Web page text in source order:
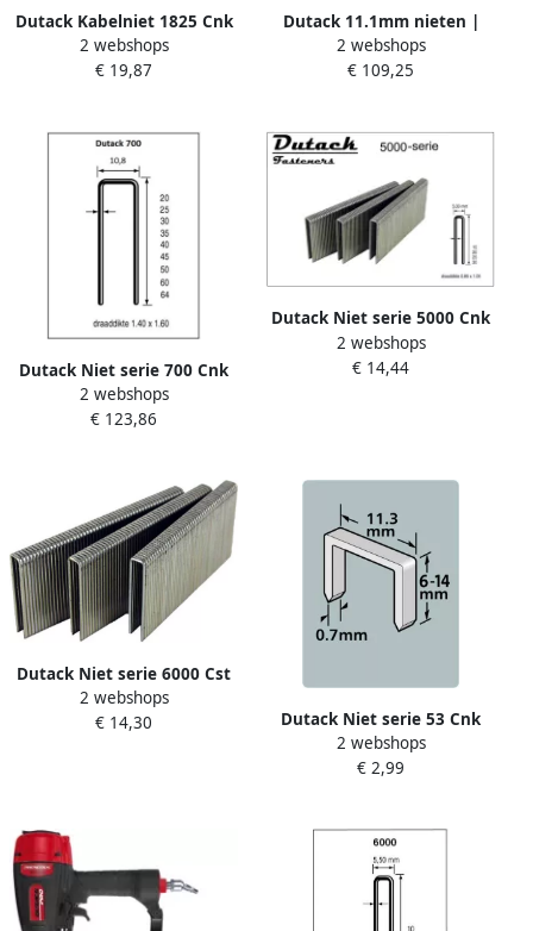
Dutack Kabelniet 1825 Cnk
14mm blister 200 st.
5011006
2 webshops
€ 19,87
Dutack 11.1mm nieten |
60mm | 10.000 stuks
5056045
2 webshops
€ 109,25
Dutack Niet serie 700 Cnk
hars 64 mm ds 10 duizend
5056046
2 webshops
€ 123,86
Dutack Niet serie 5000 Cnk
hars 25 mm ds 5 duizend
5026025
2 webshops
€ 14,44
Dutack Niet serie 6000 Cst
hars 15 mm ds 5 duizend
5028035
2 webshops
€ 14,30
Dutack Niet serie 53 Cnk
8mm blister 1000 st.
5011013
2 webshops
€ 2,99